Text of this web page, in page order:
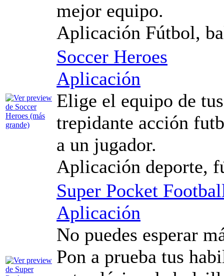
mejor equipo.
Aplicación Fútbol,
Soccer Heroes
Aplicación
Elige el equipo de
trepidante acción
a un jugador.
Aplicación deporte,
Super Pocket
Aplicación
No puedes esperar
Pon a prueba tus